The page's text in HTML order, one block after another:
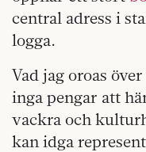
central adress i
logga.
Vad jag oroas
inga pengar att
vackra och
kan idga